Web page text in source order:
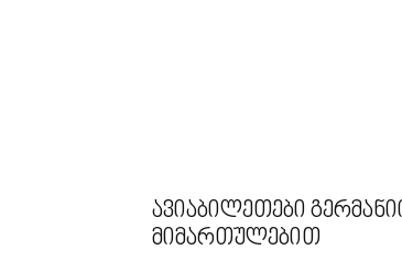
ავიაბილეთები
მიმართულებით